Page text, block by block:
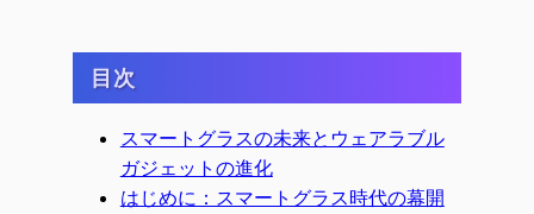
目次
スマートグラスの未来とウェアラブル
ガジェットの進化
はじめに：スマートグラス時代の幕開